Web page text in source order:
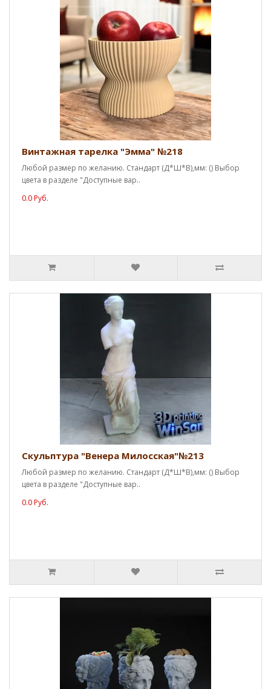
Винтажная тарелка "Эмма" №218
Любой размер по желанию. Стандарт (Д*Ш*В),мм: () Выбор
цвета в разделе "Доступные вар..
0.0 Руб.
Скульптура "Венера Милосская"№213
Любой размер по желанию. Стандарт (Д*Ш*В),мм: () Выбор
цвета в разделе "Доступные вар..
0.0 Руб.